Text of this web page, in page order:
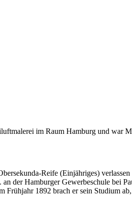
im Raum Hamburg und war
Reife (Einjähriges)
der Hamburger Gewerbeschule bei
1892 brach er sein Studium